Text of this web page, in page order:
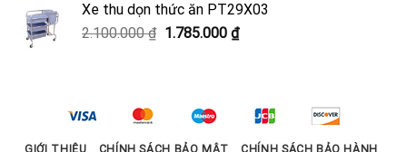
2.000.000 ₫.là:
1.800.000 ₫.
Xe thu dọn thức ăn PT29X03
2.100.000₫ Giá
1.785.000 ₫Giá
1.785.000 ₫.
GIỚI THIỆU CHÍNH SÁCH BẢO MẬT
CHÍNH SÁCH BẢO HÀNH